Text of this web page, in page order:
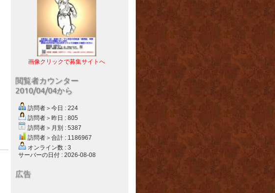
画像クリックで募集サイトへ
閲覧者カウンター
2010/04/04から
訪問者＞今日 : 224
訪問者＞昨日 : 805
訪問者＞月別 : 5387
訪問者＞合計 : 1186967
オンライン数 : 3
サーバーの日付 : 2026-08-08
広告